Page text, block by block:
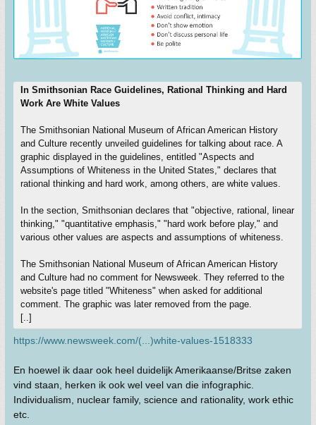
In Smithsonian Race Guidelines, Rational Thinking and Hard
Work Are White Values
The Smithsonian National Museum of African American History
and Culture recently unveiled guidelines for talking about race. A
graphic displayed in the guidelines, entitled "Aspects and
Assumptions of Whiteness in the United States," declares that
rational thinking and hard work, among others, are white values.
In the section, Smithsonian declares that "objective, rational, linear
thinking," "quantitative emphasis," "hard work before play," and
various other values are aspects and assumptions of whiteness.
The Smithsonian National Museum of African American History
and Culture had no comment for Newsweek. They referred to the
website's page titled "Whiteness" when asked for additional
comment. The graphic was later removed from the page.
[..]
https://www.newsweek.com/(...)white-values-1518333
En hoewel ik daar ook heel duidelijk Amerikaanse/Britse zaken
vind staan, herken ik ook wel veel van die infographic.
Individualism, nuclear family, science and rationality, work ethic
etc.